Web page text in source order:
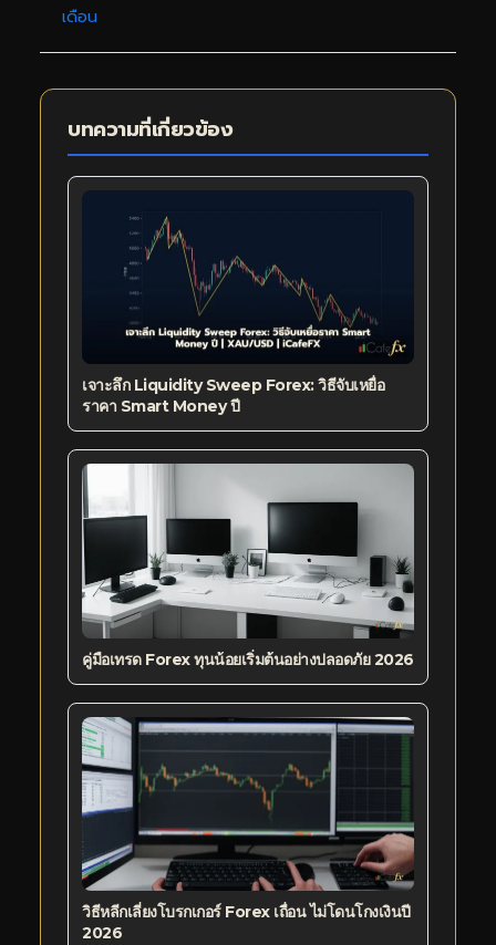
เดือน
บทความที่เกี่ยวข้อง
เจาะลึก Liquidity Sweep Forex: วิธีจับเหยื่อ
ราคา Smart Money ปี
คู่มือเทรด Forex ทุนน้อยเริ่มต้นอย่างปลอดภัย 2026
วิธีหลีกเลี่ยงโบรกเกอร์ Forex เถื่อน ไม่โดนโกงเงินปี
2026